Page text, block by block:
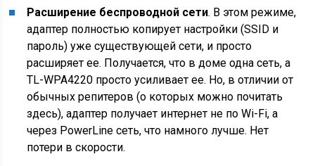
Расширение беспроводной сети. В этом режиме,
адаптер полностью копирует настройки (SSID и
пароль) уже существующей сети, и просто
расширяет ее. Получается, что в доме одна сеть, а
TL-WPA4220 просто усиливает ее. Но, в отличии от
обычных репитеров (о которых можно почитать
здесь), адаптер получает интернет не по Wi-Fi, а
через PowerLine сеть, что намного лучше. Нет
потери в скорости.